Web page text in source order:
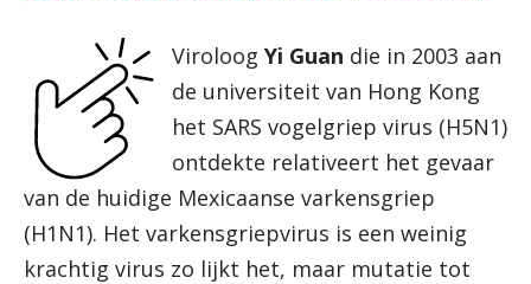
Viroloog Yi Guan die in 2003 aan
de universiteit van Hong Kong
het SARS vogelgriep virus (H5N1)
ontdekte relativeert het gevaar
van de huidige Mexicaanse varkensgriep
(H1N1). Het varkensgriepvirus is een weinig
krachtig virus zo lijkt het, maar mutatie tot